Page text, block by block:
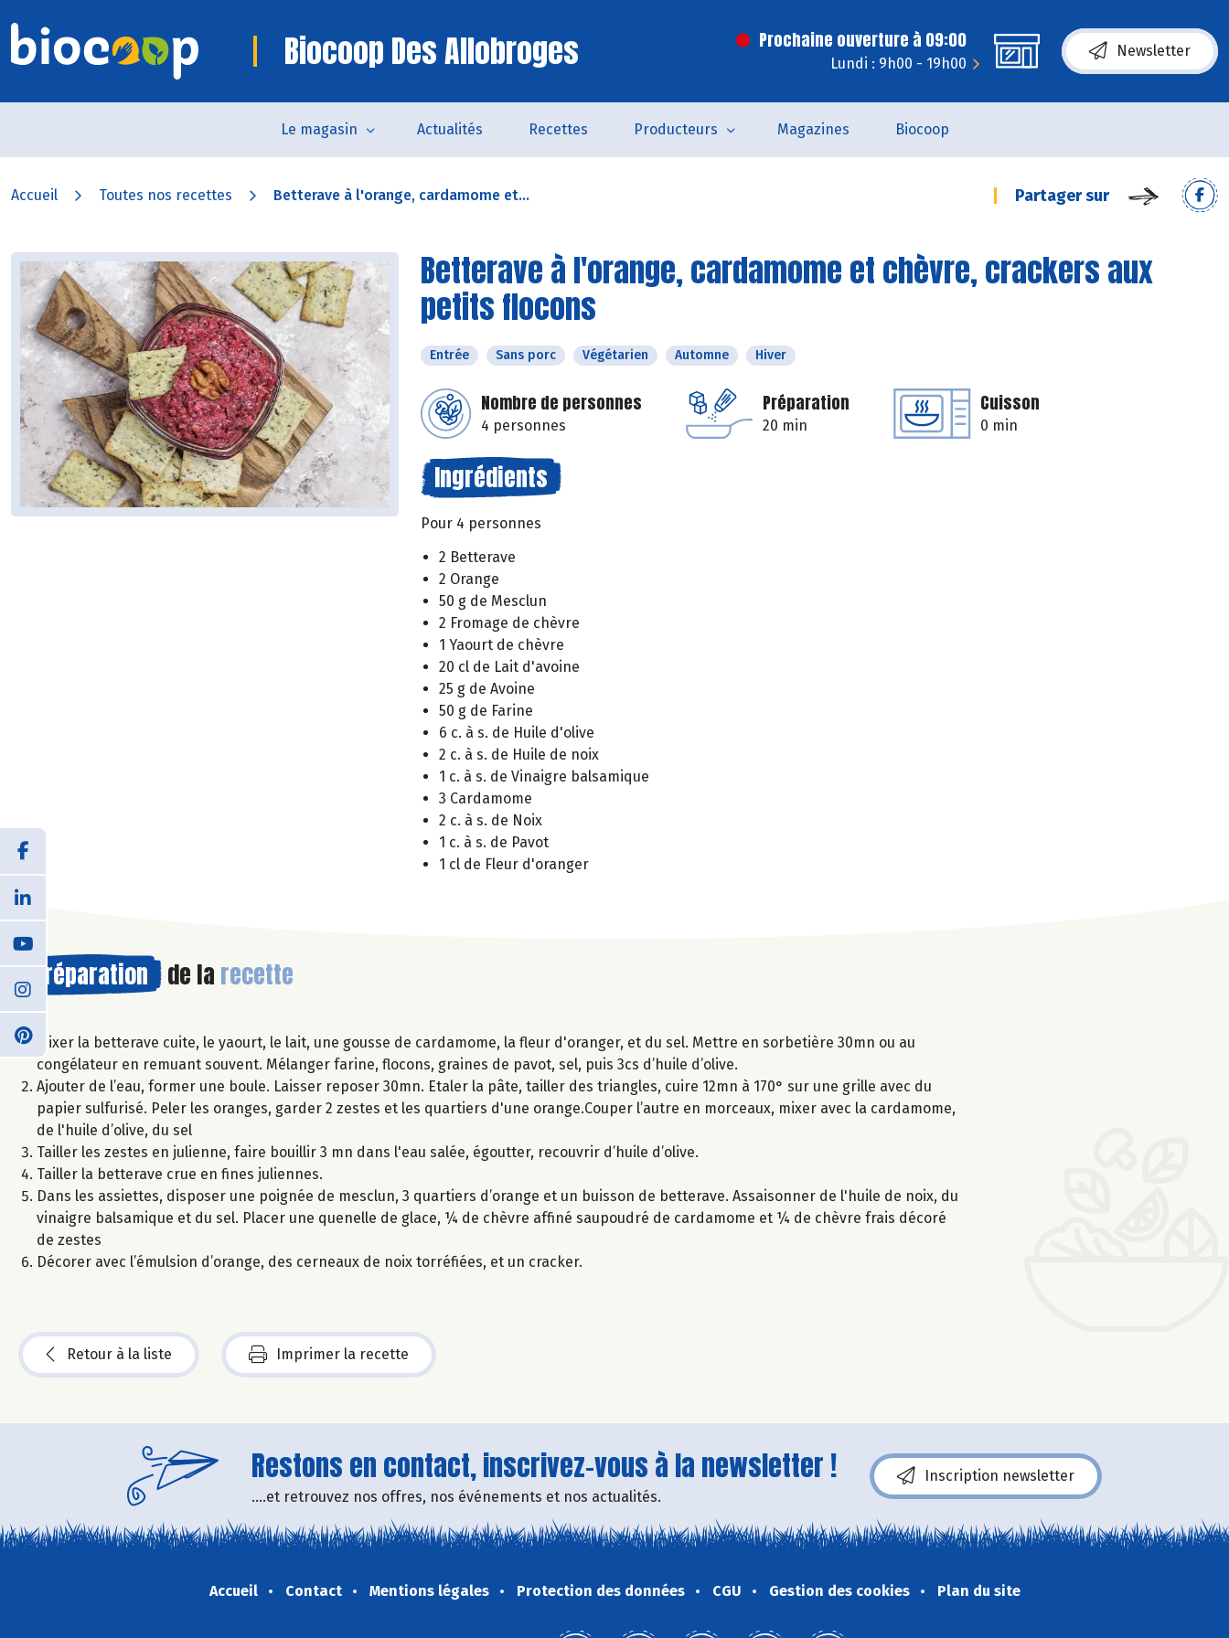
Biocoop Des Allobroges Prochaine ouverture à 09:00
Lundi : 9h00 - 19h00
Newsletter
Le magasin Actualités Recettes Producteurs Magazines Biocoop
Accueil Toutes nos recettes Betterave à l'orange, cardamome et... Partager sur
Betterave à l'orange, cardamome et chèvre, crackers aux
petits flocons
Entrée Sans porc Végétarien Automne Hiver
Nombre de personnes
4 personnes
Préparation
20 min
Cuisson
0 min
Ingrédients
Pour 4 personnes
2 Betterave
2 Orange
50 g de Mesclun
2 Fromage de chèvre
1 Yaourt de chèvre
20 cl de Lait d'avoine
25 g de Avoine
50 g de Farine
6 c. à s. de Huile d'olive
2 c. à s. de Huile de noix
1 c. à s. de Vinaigre balsamique
3 Cardamome
2 c. à s. de Noix
1 c. à s. de Pavot
1 cl de Fleur d'oranger
Préparation de la recette
Mixer la betterave cuite, le yaourt, le lait, une gousse de cardamome, la fleur d'oranger, et du sel. Mettre en sorbetière 30mn ou au
congélateur en remuant souvent. Mélanger farine, flocons, graines de pavot, sel, puis 3cs d’huile d’olive.
Ajouter de l’eau, former une boule. Laisser reposer 30mn. Etaler la pâte, tailler des triangles, cuire 12mn à 170° sur une grille avec du
papier sulfurisé. Peler les oranges, garder 2 zestes et les quartiers d'une orange.Couper l’autre en morceaux, mixer avec la cardamome,
de l'huile d’olive, du sel
Tailler les zestes en julienne, faire bouillir 3 mn dans l'eau salée, égoutter, recouvrir d’huile d’olive.
Tailler la betterave crue en fines juliennes.
Dans les assiettes, disposer une poignée de mesclun, 3 quartiers d’orange et un buisson de betterave. Assaisonner de l'huile de noix, du
vinaigre balsamique et du sel. Placer une quenelle de glace, ¼ de chèvre affiné saupoudré de cardamome et ¼ de chèvre frais décoré
de zestes
Décorer avec l’émulsion d’orange, des cerneaux de noix torréfiées, et un cracker.
Retour à la liste Imprimer la recette
Restons en contact, inscrivez-vous à la newsletter !
....et retrouvez nos offres, nos événements et nos actualités.
Inscription newsletter
Accueil Contact Mentions légales Protection des données CGU Gestion des cookies Plan du site